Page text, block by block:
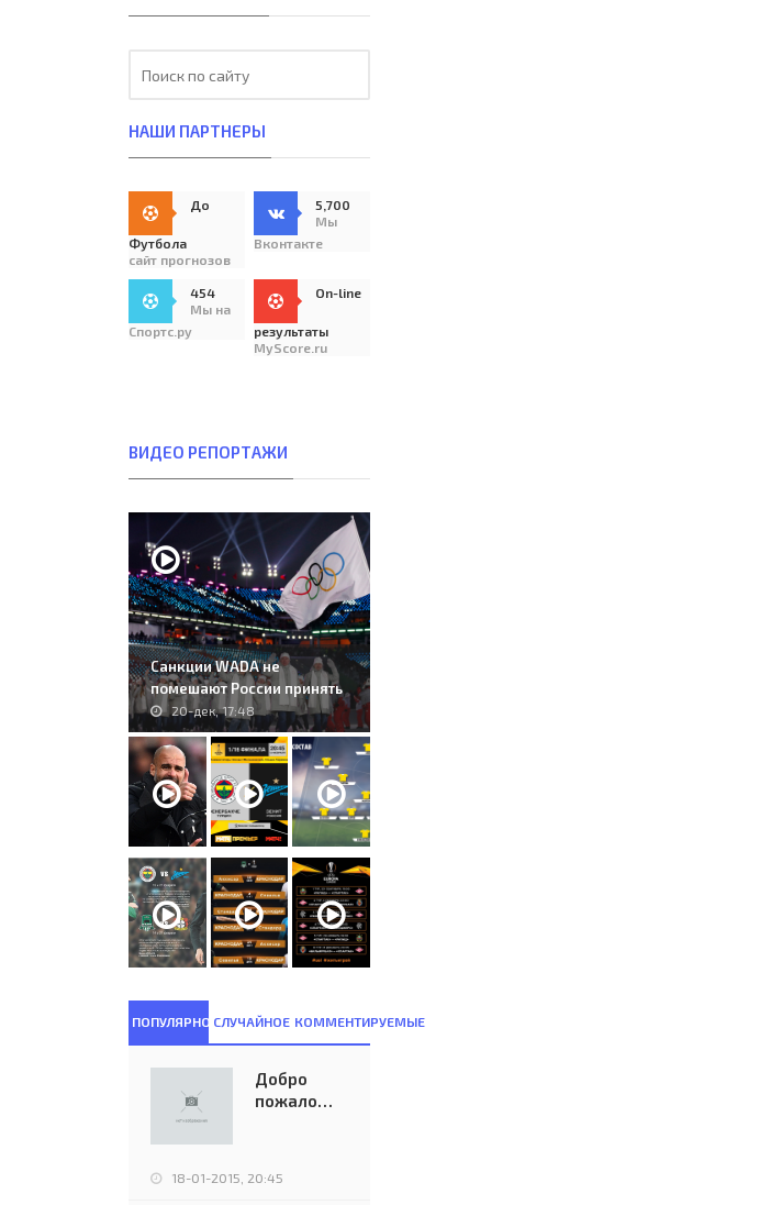
НАШИ ПАРТНЕРЫ
До
Футбола
сайт прогнозов
5,700
Мы
Вконтакте
454
Мы на
Спортс.ру
On-line
результаты
MyScore.ru
ВИДЕО РЕПОРТАЖИ
Санкции WADA не
помешают России принять
чемпионат Европы и..
20-дек, 17:48
ПОПУЛЯРНОЕСЛУЧАЙНОЕ КОММЕНТИРУЕМЫЕ
Добро
пожаловать
eurocups-
18-01-2015, 20:45